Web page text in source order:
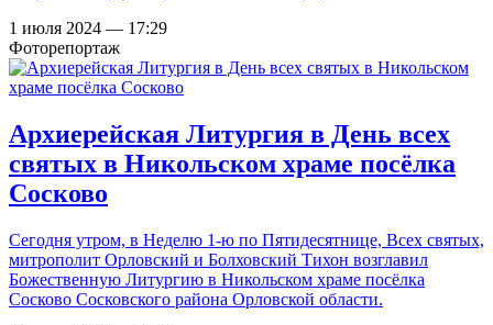
1 июля 2024 — 17:29
Фоторепортаж
Архиерейская Литургия в День всех
святых в Никольском храме посёлка
Сосково
Сегодня утром, в Неделю 1-ю по Пятидесятнице, Всех святых,
митрополит Орловский и Болховский Тихон возглавил
Божественную Литургию в Никольском храме посёлка
Сосково Сосковского района Орловской области.